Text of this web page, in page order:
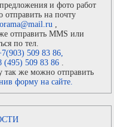
и фото работ
отправить на почту
,
отправить MMS или
по тел.
509 83 86,
(495) 509 83 86 .
так же можно отправить
форму на сайте.